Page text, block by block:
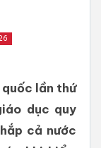
lần thứ
dục quy
cả nước